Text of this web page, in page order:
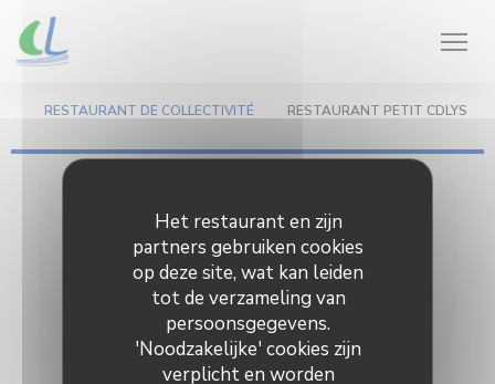
Cookies beheer paneel
Het restaurant en zijn
partners gebruiken cookies
op deze site, wat kan leiden
tot de verzameling van
persoonsgegevens.
'Noodzakelijke' cookies zijn
verplicht en worden
Restaurant de collectivité
MENU --> https://www.cdlys.be/au-
quotidien/cantine-scolaire/menu
https://www.cdlys.be/au-quotidien/cantine-
RESTAURANT DE COLLECTIVITÉ RESTAURANT PETIT CDLYS